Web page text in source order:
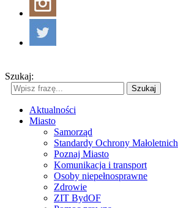
Szukaj:
Szukaj
Aktualności
Miasto
Samorząd
Standardy Ochrony Małoletnich
Poznaj Miasto
Komunikacja i transport
Osoby niepełnosprawne
Zdrowie
ZIT BydOF